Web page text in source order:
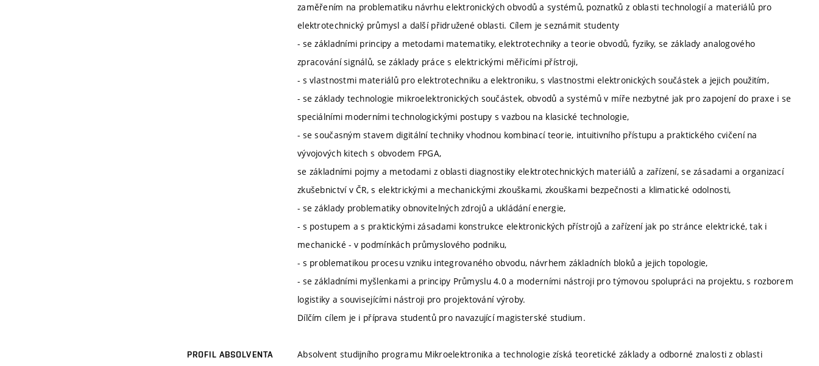
zaměřením na problematiku návrhu elektronických obvodů a systémů, poznatků z oblasti technologií a materiálů pro
elektrotechnický průmysl a další přidružené oblasti. Cílem je seznámit studenty
- se základními principy a metodami matematiky, elektrotechniky a teorie obvodů, fyziky, se základy analogového
zpracování signálů, se základy práce s elektrickými měřicími přístroji,
- s vlastnostmi materiálů pro elektrotechniku a elektroniku, s vlastnostmi elektronických součástek a jejich použitím,
- se základy technologie mikroelektronických součástek, obvodů a systémů v míře nezbytné jak pro zapojení do praxe i se
speciálními moderními technologickými postupy s vazbou na klasické technologie,
- se současným stavem digitální techniky vhodnou kombinací teorie, intuitivního přístupu a praktického cvičení na
vývojových kitech s obvodem FPGA,
se základními pojmy a metodami z oblasti diagnostiky elektrotechnických materiálů a zařízení, se zásadami a organizací
zkušebnictví v ČR, s elektrickými a mechanickými zkouškami, zkouškami bezpečnosti a klimatické odolnosti,
- se základy problematiky obnovitelných zdrojů a ukládání energie,
- s postupem a s praktickými zásadami konstrukce elektronických přístrojů a zařízení jak po stránce elektrické, tak i
mechanické - v podmínkách průmyslového podniku,
- s problematikou procesu vzniku integrovaného obvodu, návrhem základních bloků a jejich topologie,
- se základními myšlenkami a principy Průmyslu 4.0 a moderními nástroji pro týmovou spolupráci na projektu, s rozborem
logistiky a souvisejícími nástroji pro projektování výroby.
Dílčím cílem je i příprava studentů pro navazující magisterské studium.
PROFIL ABSOLVENTA
Absolvent studijního programu Mikroelektronika a technologie získá teoretické základy a odborné znalosti z oblasti